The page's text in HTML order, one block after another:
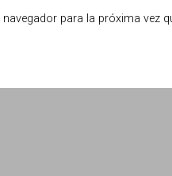
para la próxima vez